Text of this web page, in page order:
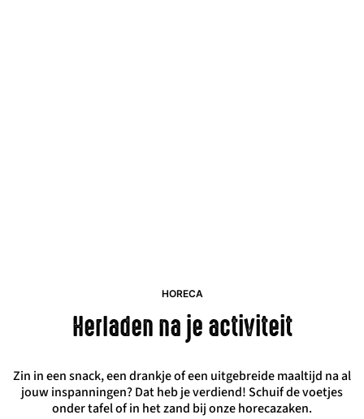
HORECA
Herladen na je activiteit
Zin in een snack, een drankje of een uitgebreide maaltijd na al
jouw inspanningen? Dat heb je verdiend! Schuif de voetjes
onder tafel of in het zand bij onze horecazaken.